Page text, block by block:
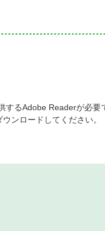
るAdobe Readerが必要
ンロードしてください。